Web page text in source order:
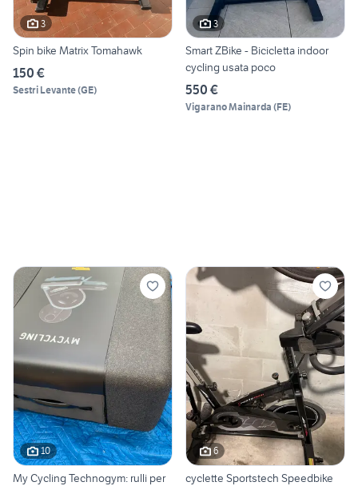
3
Spin bike Matrix Tomahawk
150 €
Sestri Levante(GE)
3
Smart ZBike - Bicicletta indoor
cycling usata poco
550 €
Vigarano Mainarda (FE)
10
My Cycling Technogym: rulli per
6
cyclette Sportstech Speedbike